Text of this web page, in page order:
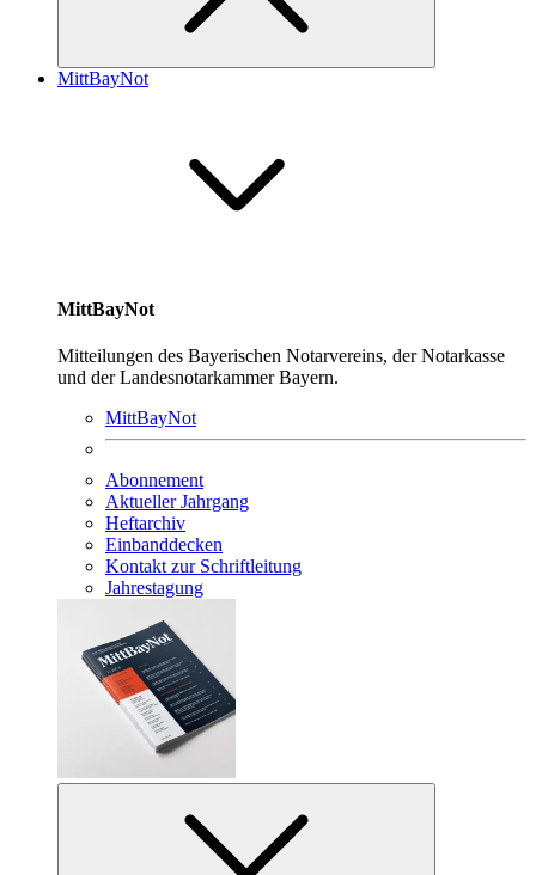
MittBayNot
MittBayNot
Mitteilungen des Bayerischen Notarvereins, der Notarkasse
und der Landesnotarkammer Bayern.
MittBayNot
Abonnement
Aktueller Jahrgang
Heftarchiv
Einbanddecken
Kontakt zur Schriftleitung
Jahrestagung